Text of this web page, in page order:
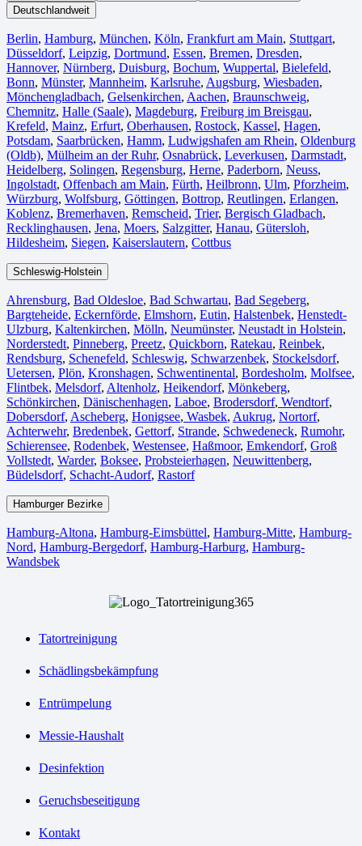
Deutschlandweit
Berlin⁠, Hamburg, München, Köln⁠, Frankfurt am Main, Stuttgart,
Düsseldorf, Leipzig, Dortmund, Essen, Bremen, Dresden,
Hannover, Nürnberg, Duisburg⁠, Bochum, Wuppertal⁠, Bielefeld⁠,
Bonn⁠, Münster⁠, Mannheim, Karlsruhe, Augsburg, Wiesbaden⁠,
Mönchengladbach⁠, Gelsenkirchen⁠, Aachen⁠, Braunschweig,
Chemnitz⁠, Halle (Saale)⁠, Magdeburg, Freiburg im Breisgau⁠,
Krefeld⁠, Mainz⁠, Erfurt, Oberhausen⁠, Rostock⁠, Kassel⁠, Hagen,
Potsdam, Saarbrücken⁠, Hamm, Ludwigshafen am Rhein⁠, Oldenburg
(Oldb), Mülheim an der Ruhr, Osnabrück⁠, Leverkusen, Darmstadt⁠,
Heidelberg, Solingen, Regensburg, Herne⁠, Paderborn, Neuss,
Ingolstadt, Offenbach am Main, Fürth⁠, Heilbronn, Ulm⁠, Pforzheim,
Würzburg, Wolfsburg⁠, Göttingen, Bottrop, Reutlingen, Erlangen⁠,
Koblenz, Bremerhaven⁠, Remscheid, Trier⁠, Bergisch Gladbach,
Recklinghausen, Jena⁠, Moers⁠, Salzgitter⁠, Hanau, Gütersloh,
Hildesheim⁠, Siegen⁠, Kaiserslautern⁠, Cottbus⁠
Schleswig-Holstein
Ahrensburg, Bad Oldesloe, Bad Schwartau, Bad Segeberg,
Bargteheide, Eckernförde, Elmshorn, Eutin, Halstenbek, Henstedt-
Ulzburg, Kaltenkirchen, Mölln, Neumünster, Neustadt in Holstein,
Norderstedt, Pinneberg, Preetz, Quickborn, Ratekau, Reinbek,
Rendsburg, Schenefeld, Schleswig, Schwarzenbek, Stockelsdorf,
Uetersen, Plön, Kronshagen, Schwentinental, Bordesholm, Molfsee,
Flintbek, Melsdorf, Altenholz, Heikendorf, Mönkeberg,
Schönkirchen, Dänischenhagen, Laboe, Brodersdorf, Wendtorf,
Dobersdorf, Ascheberg, Honigsee, Wasbek, Aukrug, Nortorf,
Achterwehr, Bredenbek, Gettorf, Strande, Schwedeneck, Rumohr,
Schierensee, Rodenbek, Westensee, Haßmoor, Emkendorf, Groß
Vollstedt, Warder, Boksee, Probsteierhagen, Neuwittenberg,
Büdelsdorf, Schacht-Audorf, Rastorf
Hamburger Bezirke
Hamburg-Altona, Hamburg-Eimsbüttel, Hamburg-Mitte, Hamburg-
Nord, Hamburg-Bergedorf, Hamburg-Harburg, Hamburg-
Wandsbek
Tatortreinigung
Schädlingsbekämpfung
Entrümpelung
Messie-Haushalt
Desinfektion
Geruchsbeseitigung
Kontakt